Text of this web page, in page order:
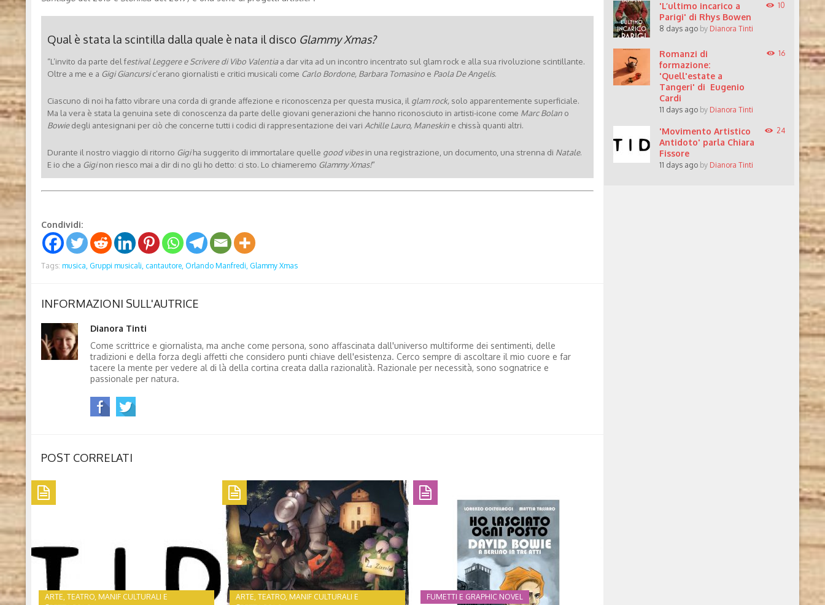
Qual è stata la scintilla dalla quale è nata il disco Glammy Xmas?
“L’invito da parte del festival Leggere e Scrivere di Vibo Valentiaa dar vita ad un incontro incentrato sul glam rock e alla sua rivoluzione scintillante.
Oltre a me e a Gigi Giancursic’erano giornalisti e critici musicali come Carlo Bordone, Barbara Tomasino e Paola De Angelis.
Ciascuno di noi ha fatto vibrare una corda di grande affezione e riconoscenza per questa musica, il glam rock,solo apparentemente superficiale.
Ma la vera è stata la genuina sete di conoscenza da parte delle giovani generazioni che hanno riconosciuto in artisti-icone come Marc Bolan o
Bowiedegli antesignani per ciò che concerne tutti i codici di rappresentazione dei vari Achille Lauro, Maneskine chissà quanti altri.
Durante il nostro viaggio di ritorno Gigiha suggerito di immortalare quelle good vibesin una registrazione, un documento, una strenna di Natale.
E io che a Giginon riesco mai a dir di no gli ho detto: ci sto. Lo chiameremo Glammy Xmas!”
Condividi:
Tags: musica, Gruppi musicali, cantautore, Orlando Manfredi, Glammy Xmas
INFORMAZIONI SULL'AUTRICE
Dianora Tinti
Come scrittrice e giornalista, ma anche come persona, sono affascinata dall'universo multiforme dei sentimenti, delle
tradizioni e della forza degli affetti che considero punti chiave dell'esistenza. Cerco sempre di ascoltare il mio cuore e far
tacere la mente per vedere al di là della cortina creata dalla razionalità. Razionale per necessità, sono sognatrice e
passionale per natura.
POST CORRELATI
ARTE, TEATRO, MANIF CULTURALI E
ARTE, TEATRO, MANIF CULTURALI E
FUMETTI E GRAPHIC NOVEL
'L’ultimo incarico a
Parigi' di Rhys Bowen
8 days ago by Dianora Tinti
10
Romanzi di
formazione:
'Quell'estate a
Tangeri' di Eugenio
Cardi
11 days ago by Dianora Tinti
16
'Movimento Artistico
Antidoto' parla Chiara
Fissore
11 days ago by Dianora Tinti
24